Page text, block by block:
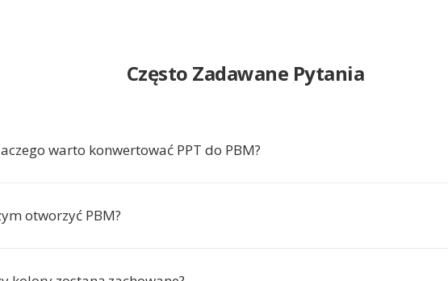
Często Zadawane Pytania
warto konwertować PPT do PBM?
otworzyć PBM?